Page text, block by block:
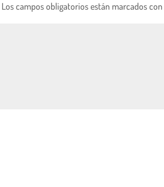
Los campos obligatorios están marcados con